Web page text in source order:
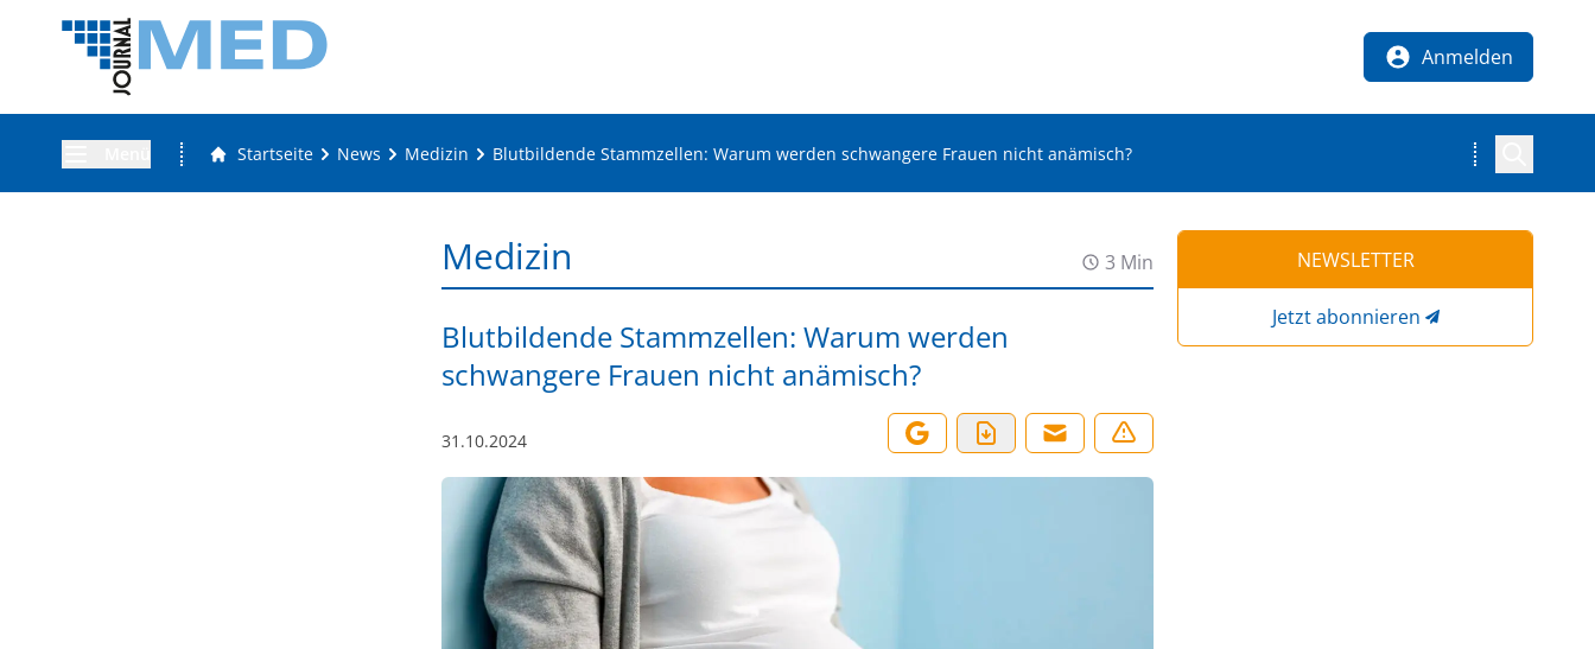
Anmelden
Startseite News Medizin Blutbildende Stammzellen: Warum werden schwangere Frauen nicht anämisch?
Medizin 3 Min
Blutbildende Stammzellen: Warum werden
schwangere Frauen nicht anämisch?
31.10.2024
NEWSLETTER
Jetzt abonnieren